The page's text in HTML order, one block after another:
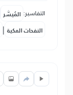
التفاسير: المُيسَّر
النفحات المكية |